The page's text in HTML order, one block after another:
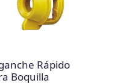
Rápido
Boquilla